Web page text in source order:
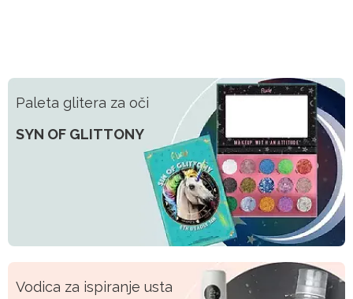
Paleta glitera za oči
SYN OF GLITTONY
Vodica za ispiranje usta